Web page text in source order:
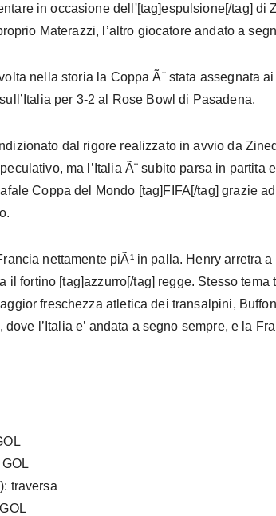
in occasione dell'[tag]espulsione[/tag] di
Materazzi, l’altro giocatore andato a
nella storia la Coppa Ã¨ stata assegnata
per 3-2 al Rose Bowl di Pasadena.
dal rigore realizzato in avvio da
ma l’Italia Ã¨ subito parsa in partita
Coppa del Mondo [tag]FIFA[/tag] grazie
nettamente piÃ¹ in palla. Henry arretra
il fortino [tag]azzurro[/tag] regge. Stesso tema
freschezza atletica dei transalpini,
l’Italia e’ andata a segno sempre, e la
traversa